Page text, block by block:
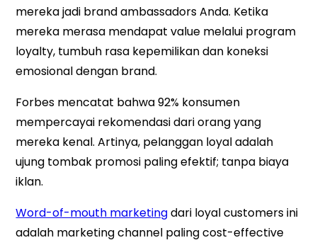
mereka jadi brand ambassadors Anda. Ketika
mereka merasa mendapat value melalui program
loyalty, tumbuh rasa kepemilikan dan koneksi
emosional dengan brand.
Forbes mencatat bahwa 92% konsumen
mempercayai rekomendasi dari orang yang
mereka kenal. Artinya, pelanggan loyal adalah
ujung tombak promosi paling efektif; tanpa biaya
iklan.
Word-of-mouth marketingdari loyal customers ini
adalah marketing channel paling cost-effective